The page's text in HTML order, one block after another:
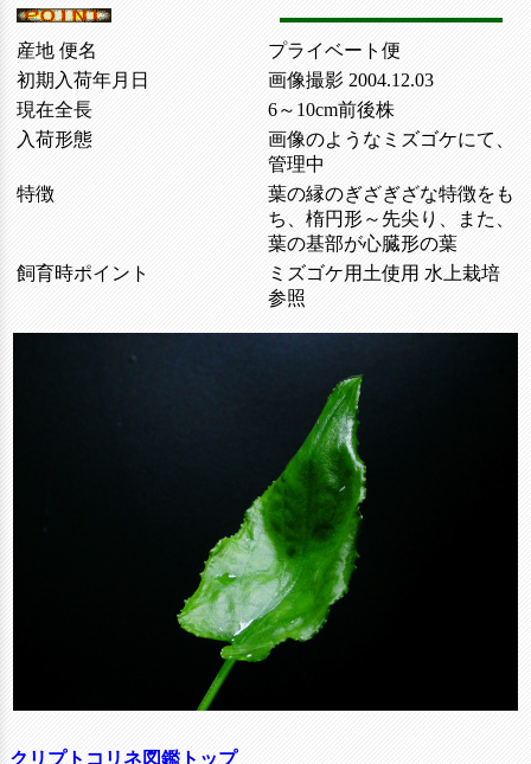
産地 便名
プライベート便
初期入荷年月日
画像撮影 2004.12.03
現在全長
6～10cm前後株
入荷形態
画像のようなミズゴケにて、
管理中
特徴
葉の縁のぎざぎざな特徴をも
ち、楕円形～先尖り、また、
葉の基部が心臓形の葉
飼育時ポイント
ミズゴケ用土使用 水上栽培
参照
クリプトコリネ図鑑トップ